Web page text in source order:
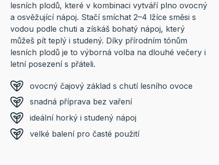
lesních plodů, které v kombinaci vytváří plno ovocný
a osvěžující nápoj. Stačí smíchat 2–4 lžíce směsi s
vodou podle chuti a získáš bohatý nápoj, který
můžeš pít teplý i studený. Díky přírodním tónům
lesních plodů je to výborná volba na dlouhé večery i
letní posezení s přáteli.
ovocný čajový základ s chutí lesního ovoce
snadná příprava bez vaření
ideální horký i studený nápoj
velké balení pro časté použití